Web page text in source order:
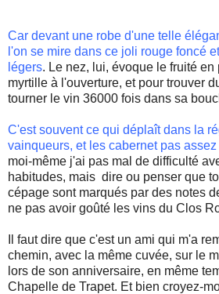
Car devant une robe d'une telle
l'on se mire dans ce joli rouge foncé
légers. Le nez, lui, évoque le fruité
myrtille à l'ouverture, et pour trouver
tourner le vin 36000 fois dans sa
C'est souvent ce qui déplaît dans la
vainqueurs, et les cabernet pas
moi-même j'ai pas mal de difficulté
habitudes, mais dire ou penser que
cépage sont marqués par des notes
ne pas avoir goûté les vins du Clos
Il faut dire que c'est un ami qui m'a
chemin, avec la même cuvée, sur le
lors de son anniversaire, en même
Chapelle de Trapet. Et bien croyez-